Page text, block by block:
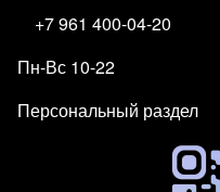
+7 961 400-04-20
Пн-Вс 10-22
Персональный раздел